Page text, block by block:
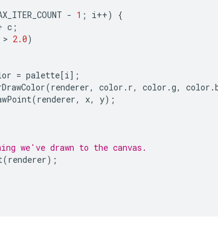
- 1 ; i++)
{
c ;
> 2.0)
= palette[i];
(renderer, color . r, color .g, color .
(renderer, x, y);
we've drawn to the canvas.
(renderer);